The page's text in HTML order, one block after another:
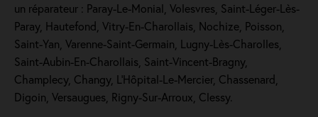
un réparateur : Paray-Le-Monial, Volesvres, Saint-Léger-Lès-
Paray, Hautefond, Vitry-En-Charollais, Nochize, Poisson,
Saint-Yan, Varenne-Saint-Germain, Lugny-Lès-Charolles,
Saint-Aubin-En-Charollais, Saint-Vincent-Bragny,
Champlecy, Changy, L'Hôpital-Le-Mercier, Chassenard,
Digoin, Versaugues, Rigny-Sur-Arroux, Clessy.